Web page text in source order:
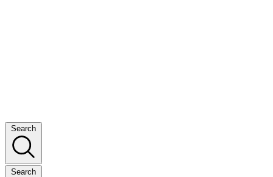
Search
Search